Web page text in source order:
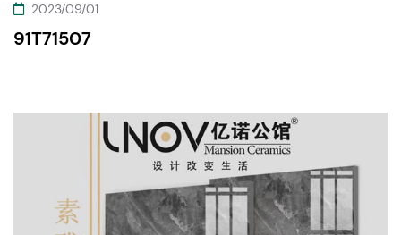
2023/09/01
91T71507